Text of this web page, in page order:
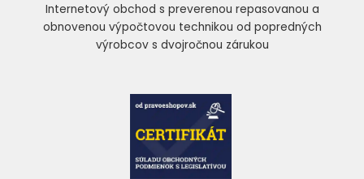
Internetový obchod s preverenou repasovanou a
obnovenou výpočtovou technikou od popredných
výrobcov s dvojročnou zárukou